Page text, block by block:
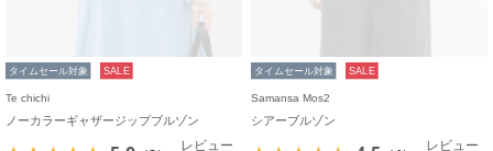
タイムセール対象 SALE
Te chichi
ノーカラーギャザージップブルゾン
レビュー
タイムセール対象 SALE
Samansa Mos2
シアーブルゾン
レビュー